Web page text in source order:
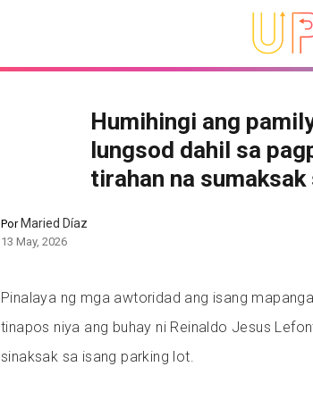
Humihingi ang
lungsod dahil sa
tirahan na
PorMaried Díaz
13 May, 2026
Pinalaya ng mga awtoridad ang isang
tinapos niya ang buhay ni Reinaldo Jesus
sinaksak sa isang parking lot.